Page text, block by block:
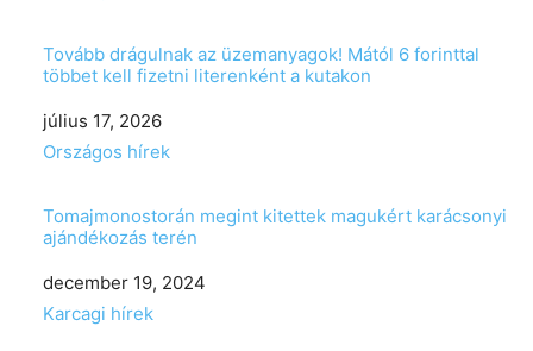
Tovább drágulnak az üzemanyagok! Mától 6 forinttal
többet kell fizetni literenként a kutakon
Date
július 17, 2026
In relation to
Országos hírek
Tomajmonostorán megint kitettek magukért karácsonyi
ajándékozás terén
Date
december 19, 2024
In relation to
Karcagi hírek